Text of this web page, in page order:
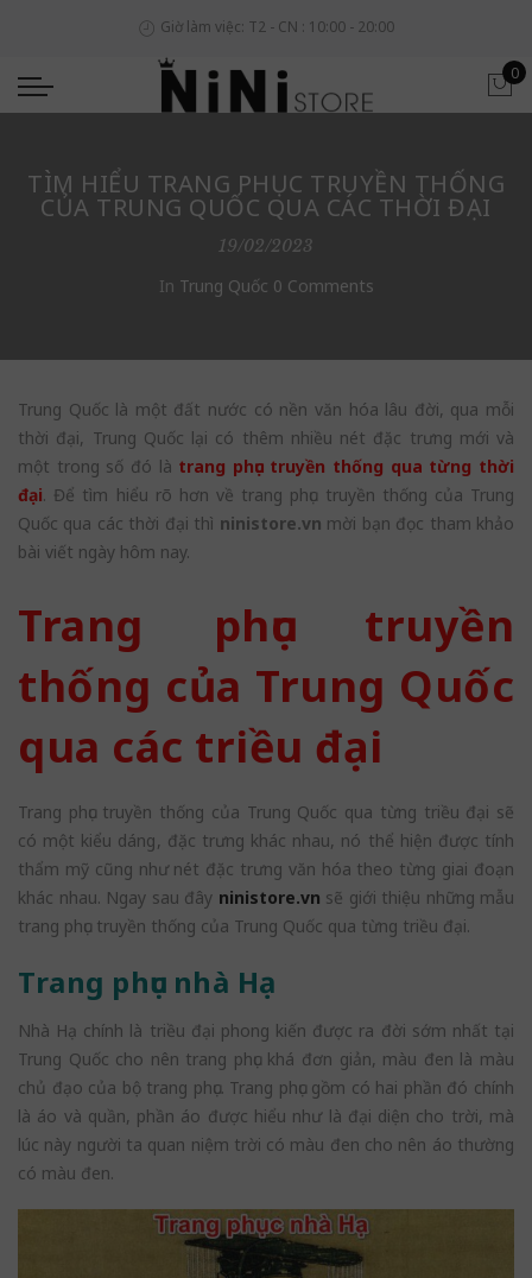
Giờ làm việc: T2 - CN : 10:00 - 20:00
0
TÌM HIỂU TRANG PHỤC TRUYỀN THỐNG
CỦA TRUNG QUỐC QUA CÁC THỜI ĐẠI
19/02/2023
In Trung Quốc 0 Comments
Trung Quốc là một đất nước có nền văn hóa lâu đời, qua mỗi
thời đại, Trung Quốc lại có thêm nhiều nét đặc trưng mới và
một trong số đó là trang phục truyền thống qua từng thời
đại. Để tìm hiểu rõ hơn về trang phục truyền thống của Trung
Quốc qua các thời đại thì ninistore.vn mời bạn đọc tham khảo
bài viết ngày hôm nay.
Trang phục truyền
thống của Trung Quốc
qua các triều đại
Trang phục truyền thống của Trung Quốc qua từng triều đại sẽ
có một kiểu dáng, đặc trưng khác nhau, nó thể hiện được tính
thẩm mỹ cũng như nét đặc trưng văn hóa theo từng giai đoạn
khác nhau. Ngay sau đây ninistore.vn sẽ giới thiệu những mẫu
trang phục truyền thống của Trung Quốc qua từng triều đại.
Trang phục nhà Hạ
Nhà Hạ chính là triều đại phong kiến được ra đời sớm nhất tại
Trung Quốc cho nên trang phục khá đơn giản, màu đen là màu
chủ đạo của bộ trang phục. Trang phục gồm có hai phần đó chính
là áo và quần, phần áo được hiểu như là đại diện cho trời, mà
lúc này người ta quan niệm trời có màu đen cho nên áo thường
có màu đen.